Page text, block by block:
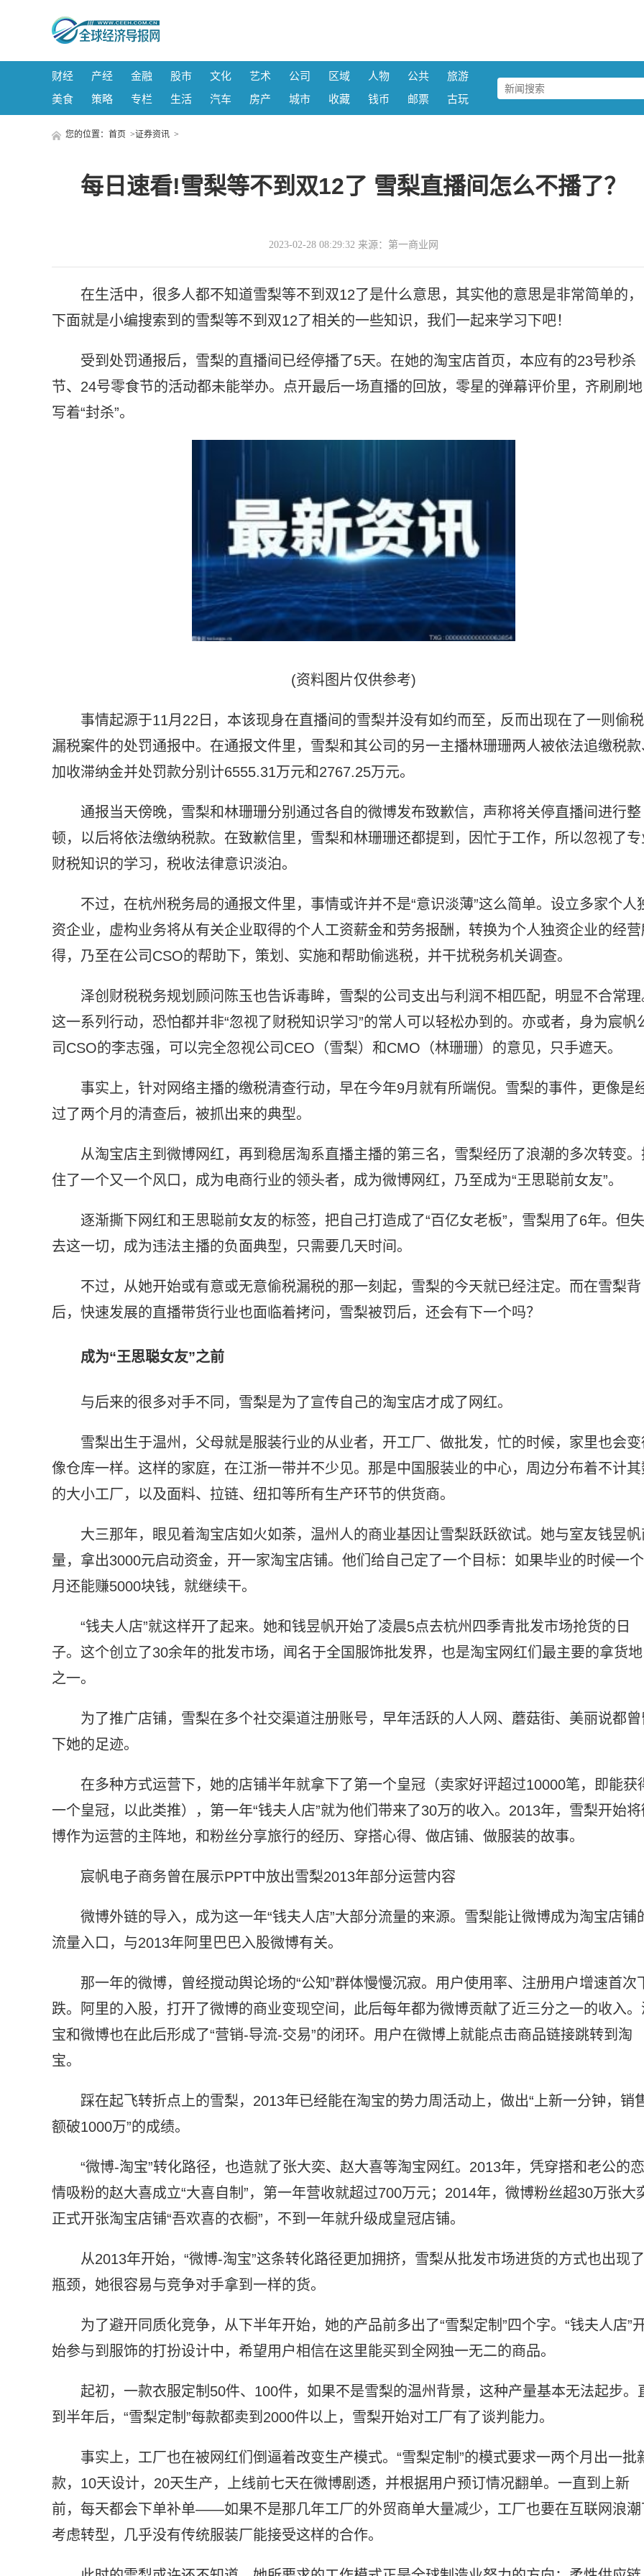
财经 产经 金融 股市 文化 艺术 公司 区域 人物 公共
旅游
美食
策略 专栏 生活 汽车 房产 城市 收藏 钱币 邮票 古玩
您的位置： 首页 >证券资讯 >
每日速看!雪梨等不到双12了 雪梨直播间怎么不播了？
2023-02-28 08:29:32 来源：第一商业网
在生活中，很多人都不知道雪梨等不到双12了是什么意思，其实他的意思是非常简单的，
下面就是小编搜索到的雪梨等不到双12了相关的一些知识，我们一起来学习下吧！
受到处罚通报后，雪梨的直播间已经停播了5天。在她的淘宝店首页，本应有的23号秒杀
节、24号零食节的活动都未能举办。点开最后一场直播的回放，零星的弹幕评价里，齐刷刷地
写着“封杀”。
(资料图片仅供参考)
事情起源于11月22日，本该现身在直播间的雪梨并没有如约而至，反而出现在了一则偷税
漏税案件的处罚通报中。在通报文件里，雪梨和其公司的另一主播林珊珊两人被依法追缴税款
加收滞纳金并处罚款分别计6555.31万元和2767.25万元。
通报当天傍晚，雪梨和林珊珊分别通过各自的微博发布致歉信，声称将关停直播间进行整
顿，以后将依法缴纳税款。在致歉信里，雪梨和林珊珊还都提到，因忙于工作，所以忽视了专
财税知识的学习，税收法律意识淡泊。
不过，在杭州税务局的通报文件里，事情或许并不是“意识淡薄”这么简单。设立多家个人
资企业，虚构业务将从有关企业取得的个人工资薪金和劳务报酬，转换为个人独资企业的经营
得，乃至在公司CSO的帮助下，策划、实施和帮助偷逃税，并干扰税务机关调查。
泽创财税税务规划顾问陈玉也告诉毒眸，雪梨的公司支出与利润不相匹配，明显不合常理
这一系列行动，恐怕都并非“忽视了财税知识学习”的常人可以轻松办到的。亦或者，身为宸帆
司CSO的李志强，可以完全忽视公司CEO（雪梨）和CMO（林珊珊）的意见，只手遮天。
事实上，针对网络主播的缴税清查行动，早在今年9月就有所端倪。雪梨的事件，更像是
过了两个月的清查后，被抓出来的典型。
从淘宝店主到微博网红，再到稳居淘系直播主播的第三名，雪梨经历了浪潮的多次转变。
住了一个又一个风口，成为电商行业的领头者，成为微博网红，乃至成为“王思聪前女友”。
逐渐撕下网红和王思聪前女友的标签，把自己打造成了“百亿女老板”，雪梨用了6年。但失
去这一切，成为违法主播的负面典型，只需要几天时间。
不过，从她开始或有意或无意偷税漏税的那一刻起，雪梨的今天就已经注定。而在雪梨背
后，快速发展的直播带货行业也面临着拷问，雪梨被罚后，还会有下一个吗？
成为“王思聪女友”之前
与后来的很多对手不同，雪梨是为了宣传自己的淘宝店才成了网红。
雪梨出生于温州，父母就是服装行业的从业者，开工厂、做批发，忙的时候，家里也会变
像仓库一样。这样的家庭，在江浙一带并不少见。那是中国服装业的中心，周边分布着不计其
的大小工厂，以及面料、拉链、纽扣等所有生产环节的供货商。
大三那年，眼见着淘宝店如火如荼，温州人的商业基因让雪梨跃跃欲试。她与室友钱昱帆
量，拿出3000元启动资金，开一家淘宝店铺。他们给自己定了一个目标：如果毕业的时候一个
月还能赚5000块钱，就继续干。
“钱夫人店”就这样开了起来。她和钱昱帆开始了凌晨5点去杭州四季青批发市场抢货的日
子。这个创立了30余年的批发市场，闻名于全国服饰批发界，也是淘宝网红们最主要的拿货地
之一。
为了推广店铺，雪梨在多个社交渠道注册账号，早年活跃的人人网、蘑菇街、美丽说都曾
下她的足迹。
在多种方式运营下，她的店铺半年就拿下了第一个皇冠（卖家好评超过10000笔，即能获
一个皇冠，以此类推），第一年“钱夫人店”就为他们带来了30万的收入。2013年，雪梨开始
博作为运营的主阵地，和粉丝分享旅行的经历、穿搭心得、做店铺、做服装的故事。
宸帆电子商务曾在展示PPT中放出雪梨2013年部分运营内容
微博外链的导入，成为这一年“钱夫人店”大部分流量的来源。雪梨能让微博成为淘宝店铺
流量入口，与2013年阿里巴巴入股微博有关。
那一年的微博，曾经搅动舆论场的“公知”群体慢慢沉寂。用户使用率、注册用户增速首次
跌。阿里的入股，打开了微博的商业变现空间，此后每年都为微博贡献了近三分之一的收入。
宝和微博也在此后形成了“营销-导流-交易”的闭环。用户在微博上就能点击商品链接跳转到淘
宝。
踩在起飞转折点上的雪梨，2013年已经能在淘宝的势力周活动上，做出“上新一分钟，销
额破1000万”的成绩。
“微博-淘宝”转化路径，也造就了张大奕、赵大喜等淘宝网红。2013年，凭穿搭和老公的恋
情吸粉的赵大喜成立“大喜自制”，第一年营收就超过700万元；2014年，微博粉丝超30万张大
正式开张淘宝店铺“吾欢喜的衣橱”，不到一年就升级成皇冠店铺。
从2013年开始，“微博-淘宝”这条转化路径更加拥挤，雪梨从批发市场进货的方式也出现了
瓶颈，她很容易与竞争对手拿到一样的货。
为了避开同质化竞争，从下半年开始，她的产品前多出了“雪梨定制”四个字。“钱夫人店”
始参与到服饰的打扮设计中，希望用户相信在这里能买到全网独一无二的商品。
起初，一款衣服定制50件、100件，如果不是雪梨的温州背景，这种产量基本无法起步。
到半年后，“雪梨定制”每款都卖到2000件以上，雪梨开始对工厂有了谈判能力。
事实上，工厂也在被网红们倒逼着改变生产模式。“雪梨定制”的模式要求一两个月出一批
款，10天设计，20天生产，上线前七天在微博剧透，并根据用户预订情况翻单。一直到上新
前，每天都会下单补单——如果不是那几年工厂的外贸商单大量减少，工厂也要在互联网浪潮
考虑转型，几乎没有传统服装厂能接受这样的合作。